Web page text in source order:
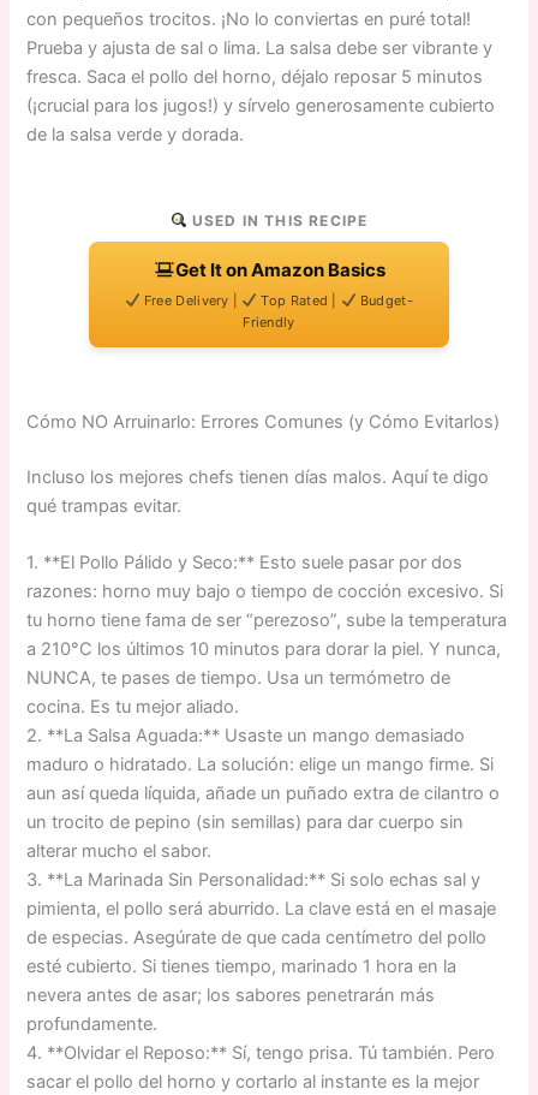
con pequeños trocitos. ¡No lo conviertas en puré total!
Prueba y ajusta de sal o lima. La salsa debe ser vibrante y
fresca. Saca el pollo del horno, déjalo reposar 5 minutos
(¡crucial para los jugos!) y sírvelo generosamente cubierto
de la salsa verde y dorada.
USED IN THIS RECIPE
Get It on Amazon Basics
Free Delivery | Top Rated |
Budget-
Friendly
Cómo NO Arruinarlo: Errores Comunes (y Cómo Evitarlos)
Incluso los mejores chefs tienen días malos. Aquí te digo
qué trampas evitar.
1. **El Pollo Pálido y Seco:** Esto suele pasar por dos
razones: horno muy bajo o tiempo de cocción excesivo. Si
tu horno tiene fama de ser “perezoso”, sube la temperatura
a 210°C los últimos 10 minutos para dorar la piel. Y nunca,
NUNCA, te pases de tiempo. Usa un termómetro de
cocina. Es tu mejor aliado.
2. **La Salsa Aguada:** Usaste un mango demasiado
maduro o hidratado. La solución: elige un mango firme. Si
aun así queda líquida, añade un puñado extra de cilantro o
un trocito de pepino (sin semillas) para dar cuerpo sin
alterar mucho el sabor.
3. **La Marinada Sin Personalidad:** Si solo echas sal y
pimienta, el pollo será aburrido. La clave está en el masaje
de especias. Asegúrate de que cada centímetro del pollo
esté cubierto. Si tienes tiempo, marinado 1 hora en la
nevera antes de asar; los sabores penetrarán más
profundamente.
4. **Olvidar el Reposo:** Sí, tengo prisa. Tú también. Pero
sacar el pollo del horno y cortarlo al instante es la mejor